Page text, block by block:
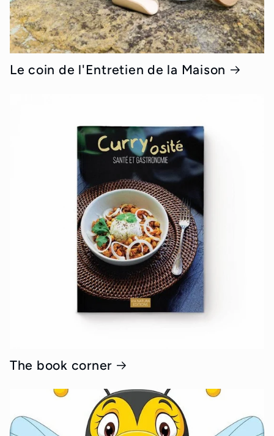
Le coin de l'Entretien de la Maison
The book corner